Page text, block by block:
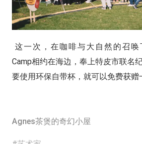
这一次，在咖啡与大自然的召唤
Camp相约在海边，奉上特皮市联名
要使用环保自带杯，就可以免费获赠
Agnes茶煲的奇幻小屋